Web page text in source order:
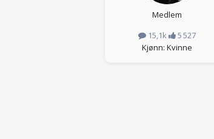
Medlem
15,1k
5 527
Kjønn: Kvinne